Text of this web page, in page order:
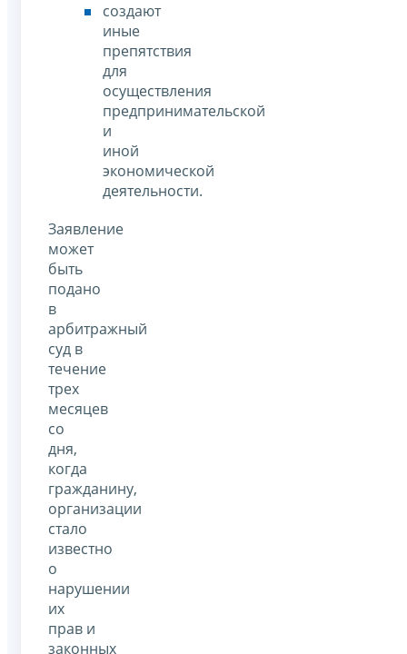
создают
иные
препятствия
для
осуществления
предпринимательской
и
иной
экономической
деятельности.
Заявление
может
быть
подано
в
арбитражный
суд в
течение
трех
месяцев
со
дня,
когда
гражданину,
организации
стало
известно
о
нарушении
их
прав и
законных